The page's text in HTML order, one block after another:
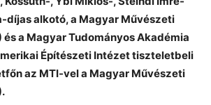
díjas alkotó, a Magyar Művészeti
a Magyar Tudományos Akadémia
Építészeti Intézet tiszteletbeli
az MTI-vel a Magyar Művészeti